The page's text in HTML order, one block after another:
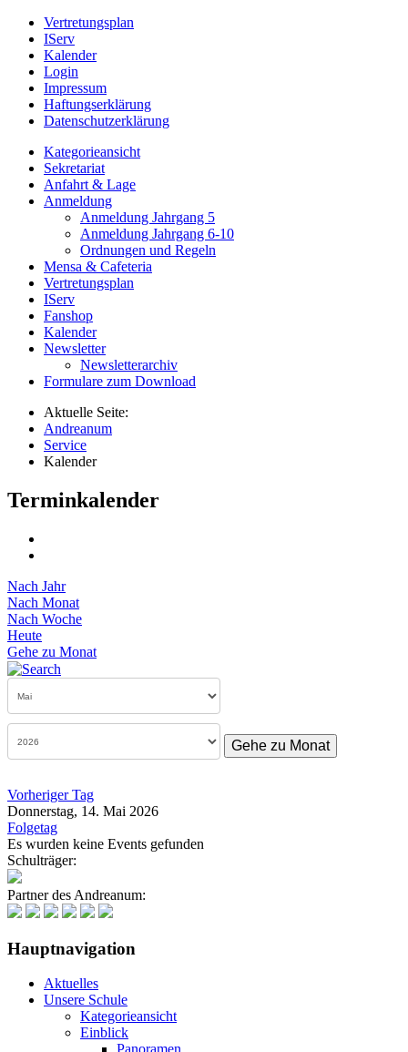
Vertretungsplan
IServ
Kalender
Login
Impressum
Haftungserklärung
Datenschutzerklärung
Kategorieansicht
Sekretariat
Anfahrt & Lage
Anmeldung
Anmeldung Jahrgang 5
Anmeldung Jahrgang 6-10
Ordnungen und Regeln
Mensa & Cafeteria
Vertretungsplan
IServ
Fanshop
Kalender
Newsletter
Newsletterarchiv
Formulare zum Download
Aktuelle Seite:
Andreanum
Service
Kalender
Terminkalender
Nach Jahr
Nach Monat
Nach Woche
Heute
Gehe zu Monat
Gehe zu Monat
Vorheriger Tag
Donnerstag, 14. Mai 2026
Folgetag
Es wurden keine Events gefunden
Schulträger:
Partner des Andreanum:
Hauptnavigation
Aktuelles
Unsere Schule
Kategorieansicht
Einblick